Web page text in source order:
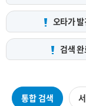
오타가
검색
통합 검색